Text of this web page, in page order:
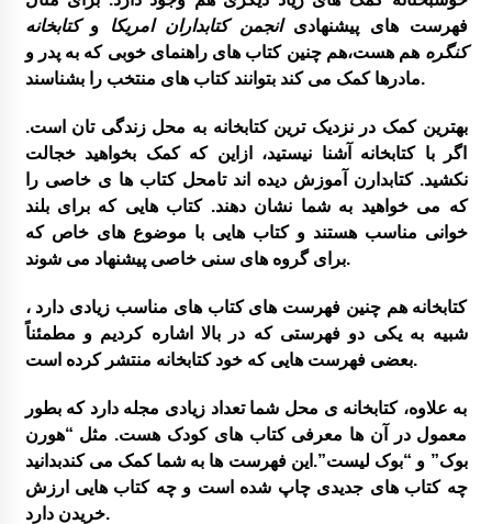
فهرست های پیشنهادی انجمن کتابداران امریکا وکتابخانه
کنگره هم هست،هم چنین کتاب های راهنمای خوبی که به پدر و
مادرها کمک می کند بتوانند کتاب های منتخب را بشناسند.
بهترین کمک در نزدیک ترین کتابخانه به محل زندگی تان است.
اگر با کتابخانه آشنا نیستید، ازاین که کمک بخواهید خجالت
نکشید. کتابدارن آموزش دیده اند تامحل کتاب ها ی خاصی را
که می خواهید به شما نشان دهند. کتاب هایی که برای بلند
خوانی مناسب هستند و کتاب هایی با موضوع های خاص که
برای گروه های سنی خاصی پیشنهاد می شوند.
کتابخانه هم چنین فهرست های کتاب های مناسب زیادی دارد ،
شبیه به یکی دو فهرستی که در بالا اشاره کردیم و مطمئناً
بعضی فهرست هایی که خود کتابخانه منتشر کرده است.
به علاوه، کتابخانه ی محل شما تعداد زیادی مجله دارد که بطور
معمول در آن ها معرفی کتاب های کودک هست. مثل “هورن
بوک” و “بوک لیست”.این فهرست ها به شما کمک می کندبدانید
چه کتاب های جدیدی چاپ شده است و چه کتاب هایی ارزش
خریدن دارد.